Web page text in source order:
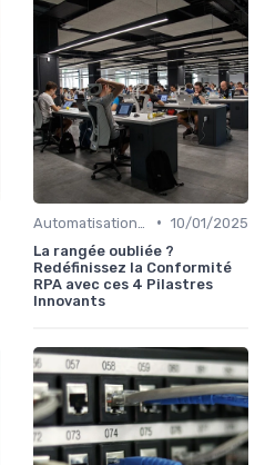
• 10/01/2025
La rangée oubliée ?
Redéfinissez la Conformité
RPA avec ces 4 Pilastres
Innovants